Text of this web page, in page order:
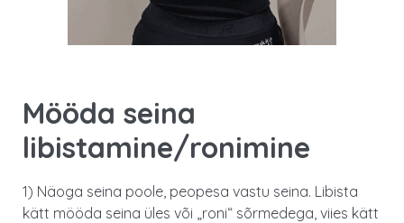
Mööda seina
libistamine/ronimine
1) Näoga seina poole, peopesa vastu seina. Libista
kätt mööda seina üles või „roni“ sõrmedega, viies kätt